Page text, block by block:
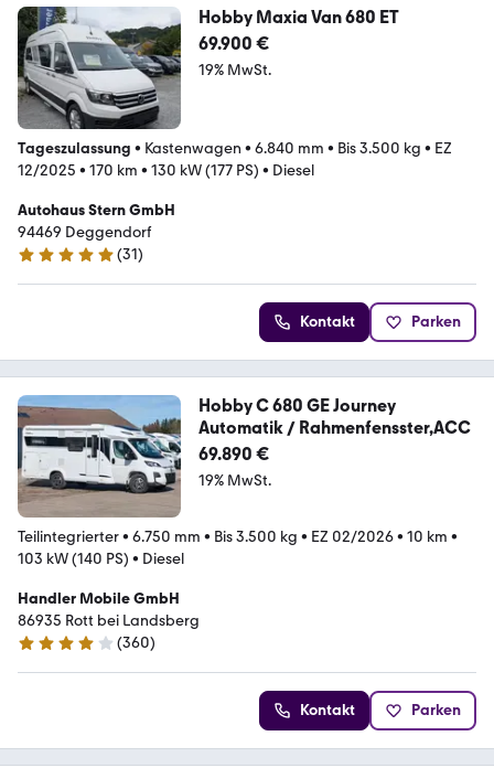
Hobby Maxia Van 680 ET
69.900 €
19% MwSt.
Tageszulassung • Kastenwagen • 6.840 mm • Bis 3.500 kg • EZ
12/2025 • 170 km • 130 kW (177 PS) • Diesel
Autohaus Stern GmbH
94469 Deggendorf
5 Sterne
(31)
Kontakt Parken
Hobby C 680 GE Journey
Automatik / Rahmenfensster,ACC
69.890 €
19% MwSt.
Teilintegrierter• 6.750 mm • Bis 3.500 kg • EZ 02/2026• 10 km •
103 kW (140 PS) • Diesel
Handler Mobile GmbH
86935 Rott bei Landsberg
4.1 Sterne
(360)
Kontakt Parken